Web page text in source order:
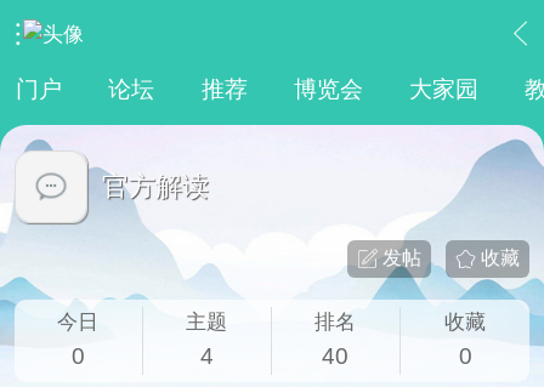
门户 论坛 推荐 博览会 大家园
官方解读
收藏
发帖
今日
0
主题
4
排名
40
收藏
0